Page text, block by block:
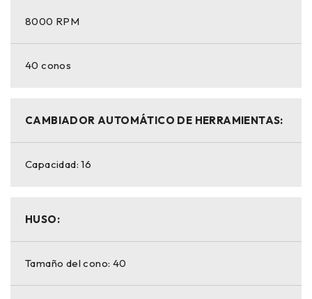
8000 RPM
40 conos
CAMBIADOR AUTOMÁTICO DE HERRAMIENTAS:
Capacidad: 16
HUSO:
Tamaño del cono: 40